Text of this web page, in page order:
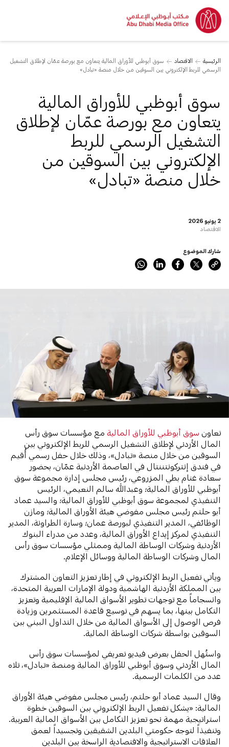
الرئيسية الاقتصاد
سوق أبوظبي للأوراق المالية يتعاون مع بورصة عمّان لإطلاق التشغيل
الرسمي للربط الإلكتروني بين السوقين من خلال منصة «تبادل»
2 يونيو 2026
الاقتصاد
سوق أبوظبي للأوراق المالية
يتعاون مع بورصة عمّان لإطلاق
التشغيل الرسمي للربط
الإلكتروني بين السوقين من
خلال منصة «تبادل»
شارك الموضوع
تعاون سوق أبوظبي للأوراق المالية مع مؤسسات سوق رأس
المال الأردني لإطلاق التشغيل الرسمي للربط الإلكتروني بين
السوقين من خلال منصة «تبادل»، وذلك خلال حفل رسمي أُقيم
في فندق إنتركونتننتال في العاصمة الأردنية عمّان، بحضور
سعادة غنام بطي المزروعي، رئيس مجلس إدارة مجموعة سوق
أبوظبي للأوراق المالية؛ وعبدالله سالم النعيمي، الرئيس
التنفيذي لمجموعة سوق أبوظبي للأوراق المالية؛ والسيد عماد
أبو حلتم رئيس مجلس مفوضي هيئة الأوراق المالية؛ ومازن
الوظائفي، المدير التنفيذي لبورصة عمان؛ وسارة الطراونة، المدير
التنفيذي لمركز إيداع الأوراق المالية، وعدد من مدراء البنوك
الأردنية وشركات الوساطة المالية وممثلي مؤسسات سوق رأس
المال وشركات الوساطة المالية ووسائل الإعلام.
ويأتي تفعيل الربط الإلكتروني في إطار تعزيز التعاون المشترك
بين المملكة الأردنية الهاشمية ودولة الإمارات العربية المتحدة،
وانسجاماً مع توجهات تطوير الأسواق المالية الإقليمية وتعزيز
التكامل بينها، بما يسهم في توسيع قاعدة المستثمرين وزيادة
فرص الوصول إلى الأسواق المالية من خلال التداول البيني بين
السوقين بواسطة شركات الوساطة المالية.
واستُهل الحفل بعرض فيديو تعريفي لمؤسسات سوق رأس
المال الأردني وسوق أبوظبي للأوراق المالية ومنصة «تبادل»، تلاه
عدد من الكلمات الرسمية.
وقال السيد عماد أبو حلتم، رئيس مجلس مفوضي هيئة الأوراق
المالية: «يشكل تفعيل الربط الإلكتروني بين السوقين خطوة
استراتيجية مهمة نحو تعزيز التكامل بين الأسواق المالية العربية.
وتنفيذاً لتوجه حكومتي البلدين الشقيقين وتجسيداً لعمق
العلاقات الاستراتيجية والاقتصادية الراسخة بين البلدين